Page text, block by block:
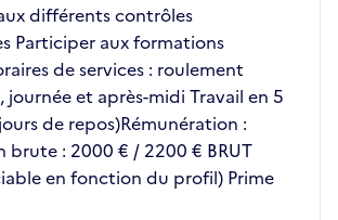
différents contrôles
Participer aux formations
de services : roulement
et après-midi Travail en 5
de repos)Rémunération :
brute : 2000 € / 2200 € BRUT
en fonction du profil) Prime